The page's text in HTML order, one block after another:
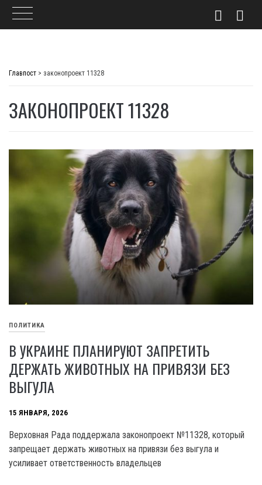
Главпост > законопроект 11328
ЗАКОНОПРОЕКТ 11328
ПОЛИТИКА
В УКРАИНЕ ПЛАНИРУЮТ ЗАПРЕТИТЬ
ДЕРЖАТЬ ЖИВОТНЫХ НА ПРИВЯЗИ БЕЗ
ВЫГУЛА
15 ЯНВАРЯ, 2026
Верховная Рада поддержала законопроект №11328, который
запрещает держать животных на привязи без выгула и
усиливает ответственность владельцев